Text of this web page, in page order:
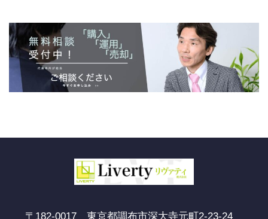
〒182-0017 東京都調布市深大寺元町2-23-24